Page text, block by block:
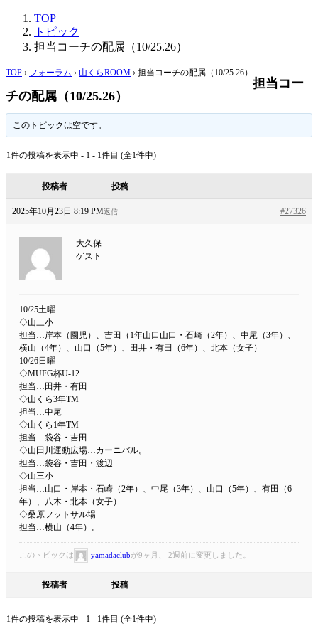
TOP
トピック
担当コーチの配属（10/25.26）
TOP › フォーラム › 山くらROOM › 担当コーチの配属（10/25.26）
担当コー
チの配属（10/25.26）
このトピックは空です。
1件の投稿を表示中 - 1 - 1件目 (全1件中)
投稿者 投稿
2025年10月23日 8:19 PM #27326
返信
大久保
ゲスト
10/25土曜
◇山三小
担当…岸本（園児）、吉田（1年山口山口・石崎（2年）、中尾（3年）、
横山（4年）、山口（5年）、田井・有田（6年）、北本（女子）
10/26日曜
◇MUFG杯U-12
担当…田井・有田
◇山くら3年TM
担当…中尾
◇山くら1年TM
担当…袋谷・吉田
◇山田川運動広場…カーニバル。
担当…袋谷・吉田・渡辺
◇山三小
担当…山口・岸本・石崎（2年）、中尾（3年）、山口（5年）、有田（6
年）、八木・北本（女子）
◇桑原フットサル場
担当…横山（4年）。
このトピックは yamadaclubが9ヶ月、 2週前に変更しました。
投稿者 投稿
1件の投稿を表示中 - 1 - 1件目 (全1件中)